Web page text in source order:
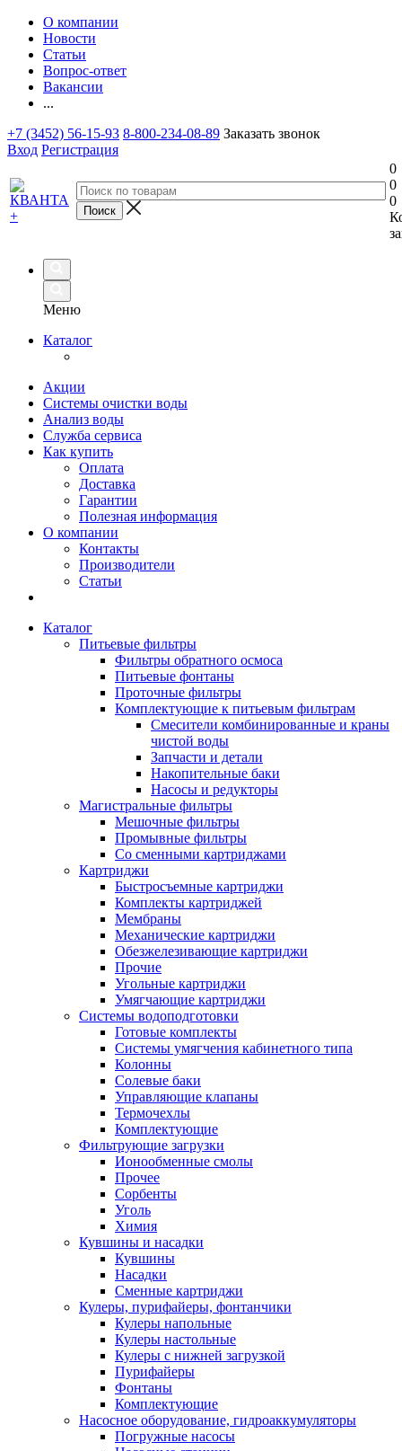
О компании
Новости
Статьи
Вопрос-ответ
Вакансии
...
+7 (3452) 56-15-93 8-800-234-08-89 Заказать звонок
Вход Регистрация
0
0
0
Меню
Каталог
Акции
Системы очистки воды
Анализ воды
Служба сервиса
Как купить
Оплата
Доставка
Гарантии
Полезная информация
О компании
Контакты
Производители
Статьи
Каталог
Питьевые фильтры
Фильтры обратного осмоса
Питьевые фонтаны
Проточные фильтры
Комплектующие к питьевым фильтрам
Смесители комбинированные и краны
чистой воды
Запчасти и детали
Накопительные баки
Насосы и редукторы
Магистральные фильтры
Мешочные фильтры
Промывные фильтры
Со сменными картриджами
Картриджи
Быстросъемные картриджи
Комплекты картриджей
Мембраны
Механические картриджи
Обезжелезивающие картриджи
Прочие
Угольные картриджи
Умягчающие картриджи
Системы водоподготовки
Готовые комплекты
Системы умягчения кабинетного типа
Колонны
Солевые баки
Управляющие клапаны
Термочехлы
Комплектующие
Фильтрующие загрузки
Ионообменные смолы
Прочее
Сорбенты
Уголь
Химия
Кувшины и насадки
Кувшины
Насадки
Сменные картриджи
Кулеры, пурифайеры, фонтанчики
Кулеры напольные
Кулеры настольные
Кулеры с нижней загрузкой
Пурифайеры
Фонтаны
Комплектующие
Насосное оборудование, гидроаккумуляторы
Погружные насосы